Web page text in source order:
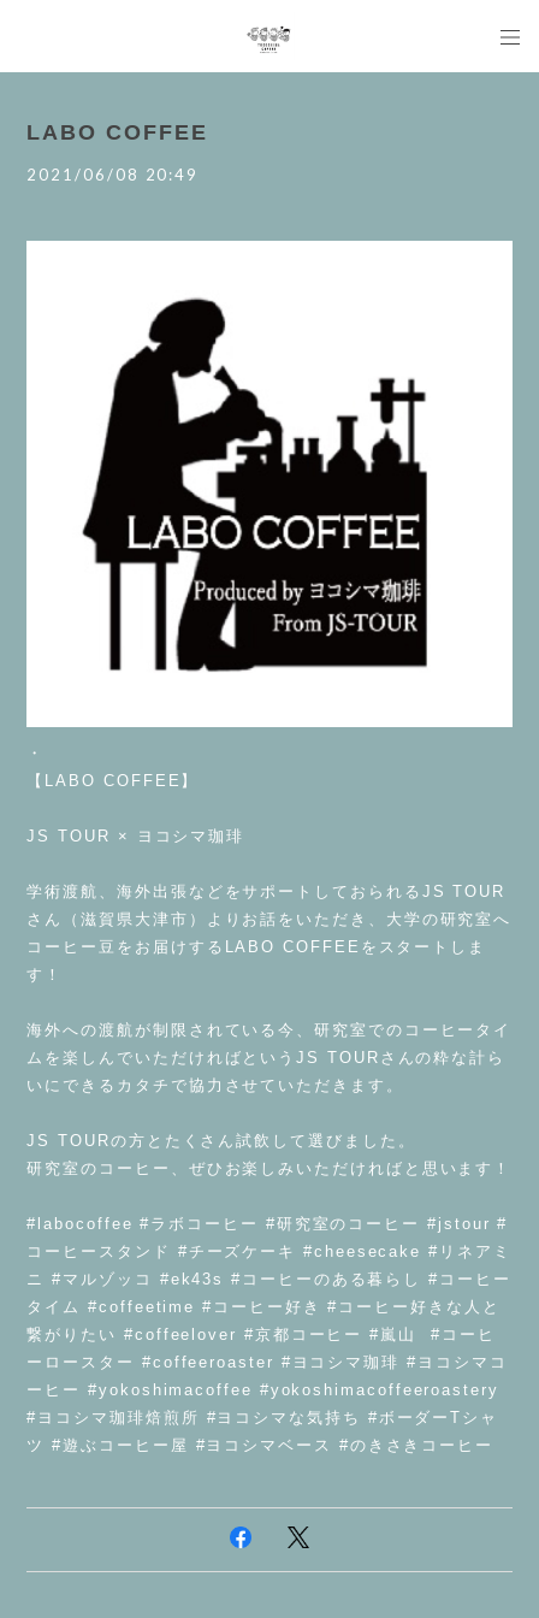
LABO COFFEE
2021/06/08 20:49
・
【LABO COFFEE】
JS TOUR × ヨコシマ珈琲
学術渡航、海外出張などをサポートしておられるJS TOUR
さん（滋賀県大津市）よりお話をいただき、大学の研究室へ
コーヒー豆をお届けするLABO COFFEEをスタートしま
す！
海外への渡航が制限されている今、研究室でのコーヒータイ
ムを楽しんでいただければというJS TOURさんの粋な計ら
いにできるカタチで協力させていただきます。
JS TOURの方とたくさん試飲して選びました。
研究室のコーヒー、ぜひお楽しみいただければと思います！
#labocoffee #ラボコーヒー #研究室のコーヒー #jstour #
コーヒースタンド #チーズケーキ #cheesecake #リネアミ
ニ #マルゾッコ #ek43s #コーヒーのある暮らし #コーヒー
タイム #coffeetime #コーヒー好き #コーヒー好きな人と
繋がりたい #coffeelover #京都コーヒー #嵐山 #コーヒ
ーロースター #coffeeroaster #ヨコシマ珈琲 #ヨコシマコ
ーヒー #yokoshimacoffee #yokoshimacoffeeroastery
#ヨコシマ珈琲焙煎所 #ヨコシマな気持ち #ボーダーTシャ
ツ #遊ぶコーヒー屋 #ヨコシマベース #のきさきコーヒー